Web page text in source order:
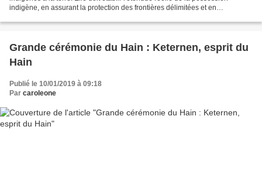
indigène, en assurant la protection des frontières délimitées et en
Grande cérémonie du Hain : Keternen, esprit du
Hain
Publié le 10/01/2019 à 09:18
Par caroleone